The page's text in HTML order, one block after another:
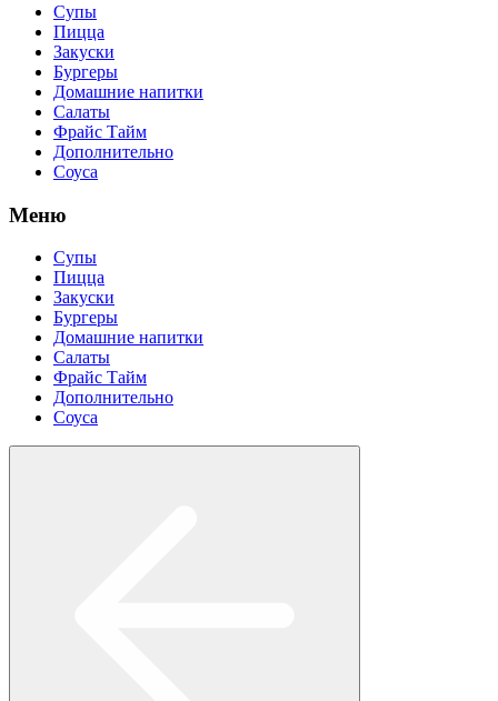
Супы
Пицца
Закуски
Бургеры
Домашние напитки
Салаты
Фрайс Тайм
Дополнительно
Соуса
Меню
Супы
Пицца
Закуски
Бургеры
Домашние напитки
Салаты
Фрайс Тайм
Дополнительно
Соуса